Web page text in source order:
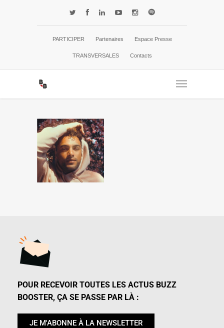
PARTICIPER Partenaires Espace Presse
TRANSVERSALES Contacts
POUR RECEVOIR TOUTES LES ACTUS BUZZ
BOOSTER, ÇA SE PASSE PAR LÀ :
JE M'ABONNE À LA NEWSLETTER